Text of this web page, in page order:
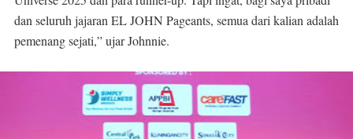
dan seluruh jajaran EL JOHN Pageants, semua dari kalian adalah
pemenang sejati,” ujar Johnnie.